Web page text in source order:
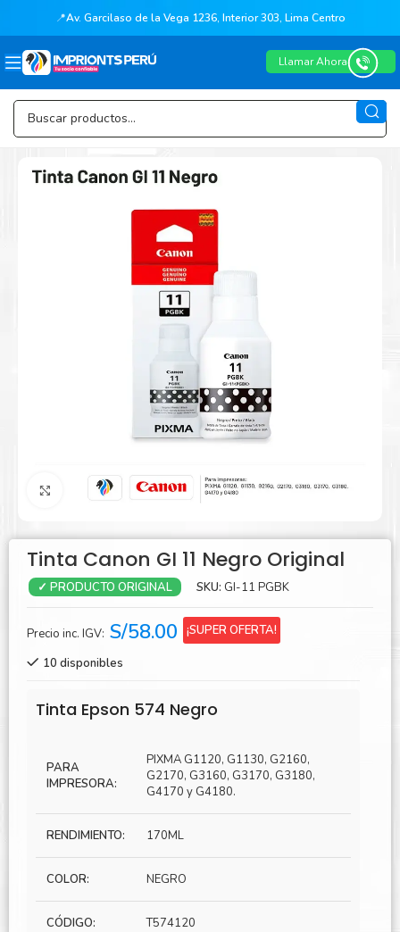
📍Av. Garcilaso de la Vega 1236, Interior 303, Lima Centro
Llamar Ahora
Agrandar
Tinta Canon GI 11 Negro Original
✓ PRODUCTO ORIGINAL SKU: GI-11 PGBK
Precio inc. IGV: S/58.00 ¡SUPER OFERTA!
10 disponibles
Tinta Epson 574 Negro
PARA
IMPRESORA:
PIXMA G1120, G1130, G2160,
G2170, G3160, G3170, G3180,
G4170 y G4180.
RENDIMIENTO: 170ML
COLOR: NEGRO
CÓDIGO: T574120